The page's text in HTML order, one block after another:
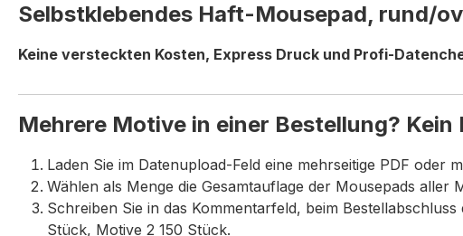
Selbstklebendes Haft-Mousepad, rund/
Keine versteckten Kosten, Express Druck und Profi-
Mehrere Motive in einer Bestellung? Kein
Laden Sie im Datenupload-Feld eine mehrseitige PDF oder
Wählen als Menge die Gesamtauflage der Mousepads aller
Schreiben Sie in das Kommentarfeld, beim
Stück, Motive 2 150 Stück.